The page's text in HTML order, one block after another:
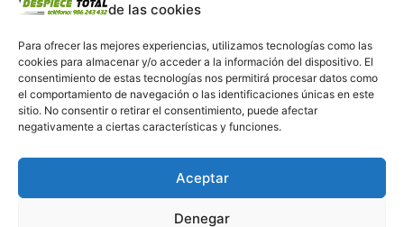
de las cookies
Para ofrecer las mejores experiencias, utilizamos tecnologías como las
cookies para almacenar y/o acceder a la información del dispositivo. El
consentimiento de estas tecnologías nos permitirá procesar datos como
el comportamiento de navegación o las identificaciones únicas en este
sitio. No consentir o retirar el consentimiento, puede afectar
negativamente a ciertas características y funciones.
Aceptar
Denegar
Servicio al cliente
Contacto
986 243 432
608 867 074
recambiosdespiecetotal@gmail.com
Mi cuenta
Mi Cuenta